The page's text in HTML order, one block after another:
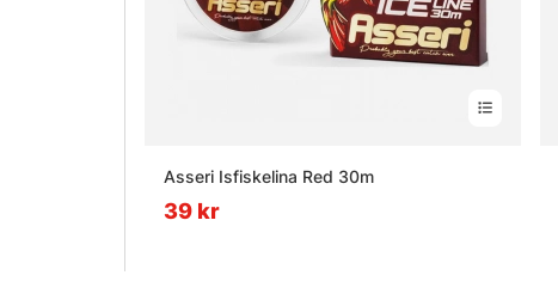
Asseri Isfiskelina Red 30m
39 kr